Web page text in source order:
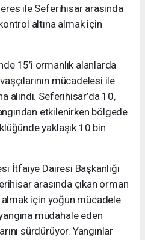
ile Seferihisar arasında
altına almak için
15’i ormanlık alanlarda
mücadelesi ile
alındı. Seferihisar’da 10,
etkilenirken bölgede
yaklaşık 10 bin
İtfaiye Dairesi Başkanlığı
arasında çıkan orman
almak için yoğun mücadele
müdahale eden
sürdürüyor. Yangınlar